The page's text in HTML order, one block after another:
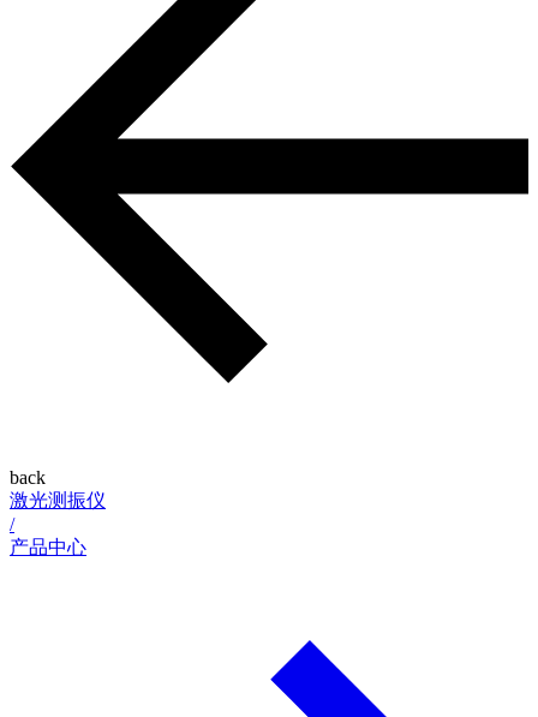
back
激光测振仪
/
产品中心